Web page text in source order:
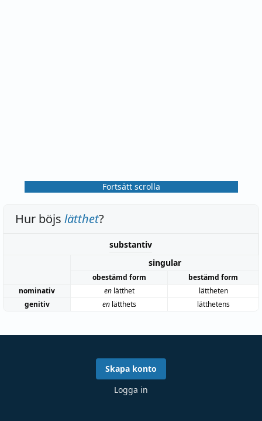
Fortsätt scrolla
Hur böjs lätthet?
substantiv
singular
obestämd form
bestämd form
nominativ
enlätthet
lättheten
genitiv
enlätthets lätthetens
Skapa konto
Logga in